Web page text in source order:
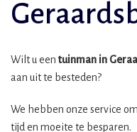
Wilt u een tuinman in
aan uit te besteden?
We hebben onze service
tijd en moeite te besparen.